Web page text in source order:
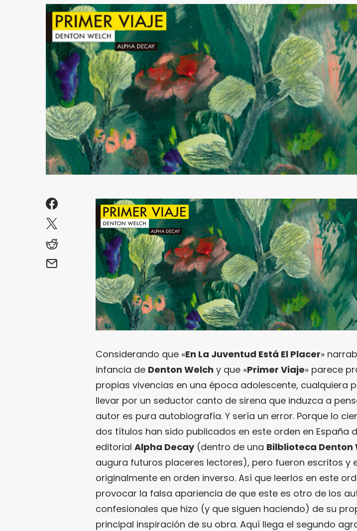
Considerando que «En La Juventud Está El Placer»
infancia de Denton Welch y que «Primer Viaje» parece
propias vivencias en una época adolescente, cualquiera
llevar por un seductor canto de sirena que induzca a
autor es pura autobiografía. Y sería un error. Porque lo
dos títulos han sido publicados en este orden en España
editorial Alpha Decay(dentro de una Bilblioteca Denton
augura futuros placeres lectores), pero fueron escritos y
originalmente en orden inverso. Así que leerlos en este
provocar la falsa apariencia de que este es otro de los
confesionales que hizo (y que siguen haciendo) de su
principal inspiración de su obra. Aquí llega el segundo